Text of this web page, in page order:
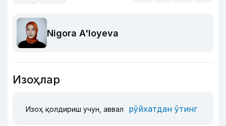
Nigora A'loyeva
Изоҳлар
Изоҳ қолдириш учун, аввал рўйхатдан ўтинг